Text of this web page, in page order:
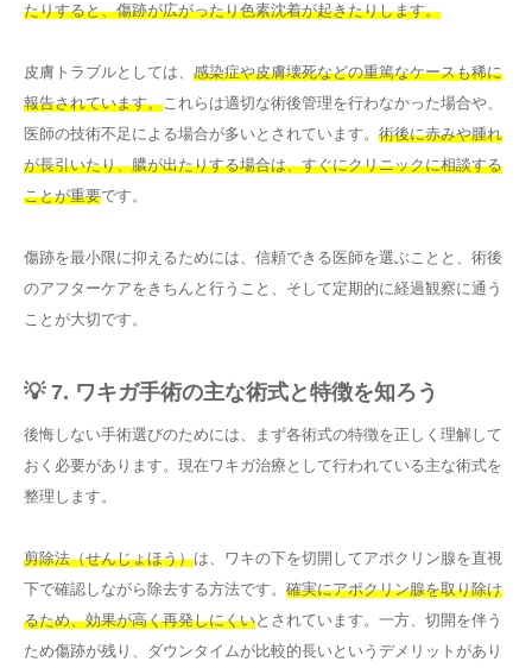
たりすると、傷跡が広がったり色素沈着が起きたりします。
皮膚トラブルとしては、 感染症や皮膚壊死などの重篤なケースも稀に
報告されています。これらは適切な術後管理を行わなかった場合や、
医師の技術不足による場合が多いとされています。 術後に赤みや腫れ
が長引いたり、膿が出たりする場合は、すぐにクリニックに相談する
ことが重要です。
傷跡を最小限に抑えるためには、信頼できる医師を選ぶことと、術後
のアフターケアをきちんと行うこと、そして定期的に経過観察に通う
ことが大切です。
💡 7. ワキガ手術の主な術式と特徴を知ろう
後悔しない手術選びのためには、まず各術式の特徴を正しく理解して
おく必要があります。現在ワキガ治療として行われている主な術式を
整理します。
剪除法（せんじょほう）は、ワキの下を切開してアポクリン腺を直視
下で確認しながら除去する方法です。 確実にアポクリン腺を取り除け
るため、効果が高く再発しにくいとされています。一方、切開を伴う
ため傷跡が残り、ダウンタイムが比較的長いというデメリットがあり